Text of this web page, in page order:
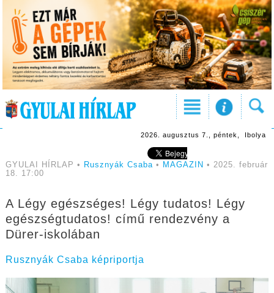
2026. augusztus 7., péntek, Ibolya
GYULAI HÍRLAP • Rusznyák Csaba• MAGAZIN • 2025. február
18. 17:00
A Légy egészséges! Légy tudatos! Légy
egészségtudatos! című rendezvény a
Dürer-iskolában
Rusznyák Csaba képriportja